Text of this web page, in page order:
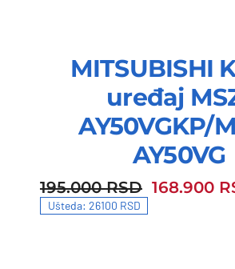
MITSUBISHI
uređaj
AY50VGKP/
AY50VG
195.000RSD
195.000 RSD. 168.900
168.900 RSD.
Ušteda: 26100 RSD